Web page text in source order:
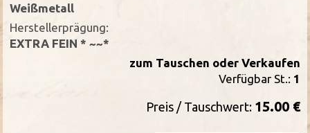
Weißmetall
Herstellerprägung:
EXTRA FEIN * ~~*
zum Tauschen oder Verkaufen
Verfügbar St.: 1
Preis / Tauschwert: 15.00 €